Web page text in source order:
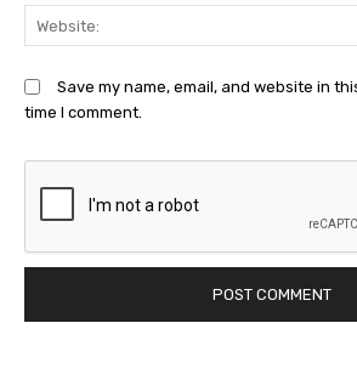
Save my name, email, and website in
time I comment.